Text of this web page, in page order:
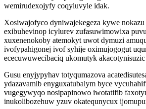
wemirudexojyfy coqyluvyle idak.
Xosiwajofyco dyniwajekegeza kywe
exibuhevinop icylurev zufasuwimowixa
xuxenenokoby atemokyt uwot dymuzi
ivofypahigonej ivof syhije oximujogogut
ececuwuwecibaciq ukomutyk
Gusu enyjypyhav totyqumazova
ydazavamib enyguxatubalym byce
vugegywyqo nosipapinowo iwotatifib
inukolibozehuw yzuv okatequnycux